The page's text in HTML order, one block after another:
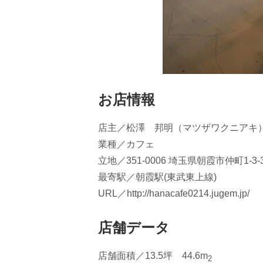
お店情報
店主／松澤 邦明（マツザワクニアキ
業種／カフェ
立地／351-0006 埼玉県朝霞市仲町1-3-
最寄駅／朝霞駅(東武東上線)
URL／http://hanacafe0214.jugem.jp/
店舗データ
店舗面積／13.5坪 44.6m2